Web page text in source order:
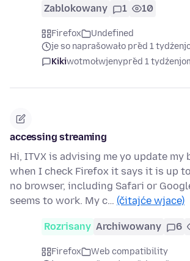
Zablokowany 1 10
Firefox
Undefined
je so naprašowało před 1
Kikiwotmołwjenypřed 1
accessing streaming
Hi, ITVX is advising me yo update my
when I check Firefox it says it is up
no browser, including Safari or
seems to work. My c… (čitajće wjace)
Rozrisany Archiwowany 6
Firefox
Web compatibility